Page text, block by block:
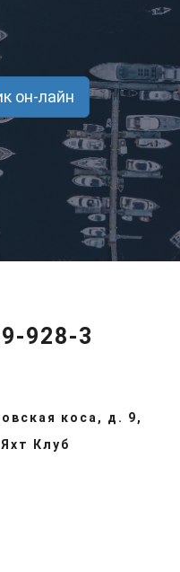
он-лайн
928-3
коса, д. 9,
Клуб